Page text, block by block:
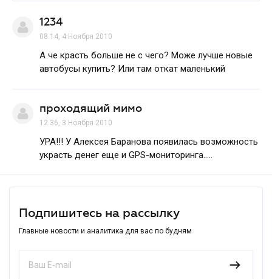
1234
08.14, 4 Ноября 2010
А че красть больше не с чего? Може лучше новые
автобусы купить? Или там откат маленький
проходящий мимо
12.36, 3 Ноября 2010
УРА!!! У Алексея Баранова появилась возможность
украсть денег еще и GPS-мониторинга.....
Подпишитесь на рассылку
Главные новости и аналитика для вас по будням